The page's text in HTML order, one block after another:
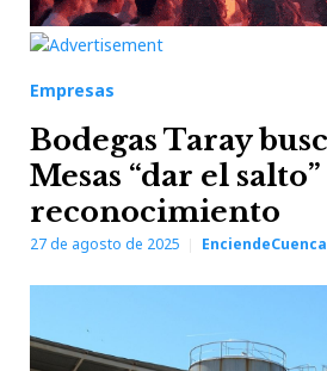
Empresas
Bodegas Taray
Mesas “dar el
reconocimiento
27 de agosto de 2025 EnciendeCuenca